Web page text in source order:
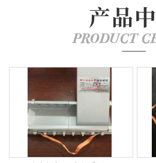
产品
PRODUCT